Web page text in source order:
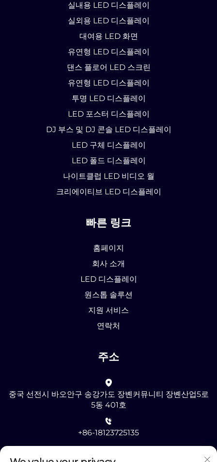
실내용 LED 디스플레이
실외용 LED 디스플레이
대여용 LED 화면
유연형 LED 디스플레이
댄스 플로어 LED 스크린
유연형 LED 디스플레이
투명 LED 디스플레이
LED 포스터 디스플레이
DJ 부스 및 DJ 콘솔 LED 디스플레이
LED 구체 디스플레이
LED 폴드 디스플레이
나이트클럽 LED 비디오 월
크리에이티브 LED 디스플레이
빠른 링크
홈페이지
회사 소개
LED 디스플레이
원스톱 솔루션
지원 서비스
연락처
주소
중국 선전시 바오안구 송강가도 장볜커뮤니티 장볜산업5로
5동 401호
+86-18123725135